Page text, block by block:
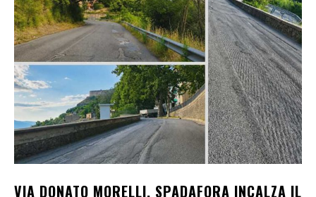
VIA DONATO MORELLI, SPADAFORA INCALZA IL